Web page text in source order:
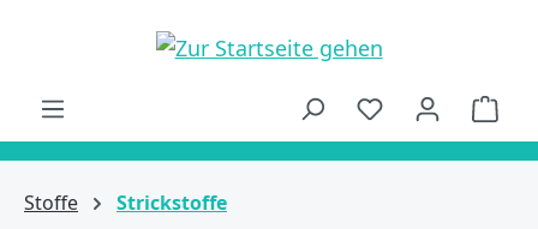
Stoffe Strickstoffe